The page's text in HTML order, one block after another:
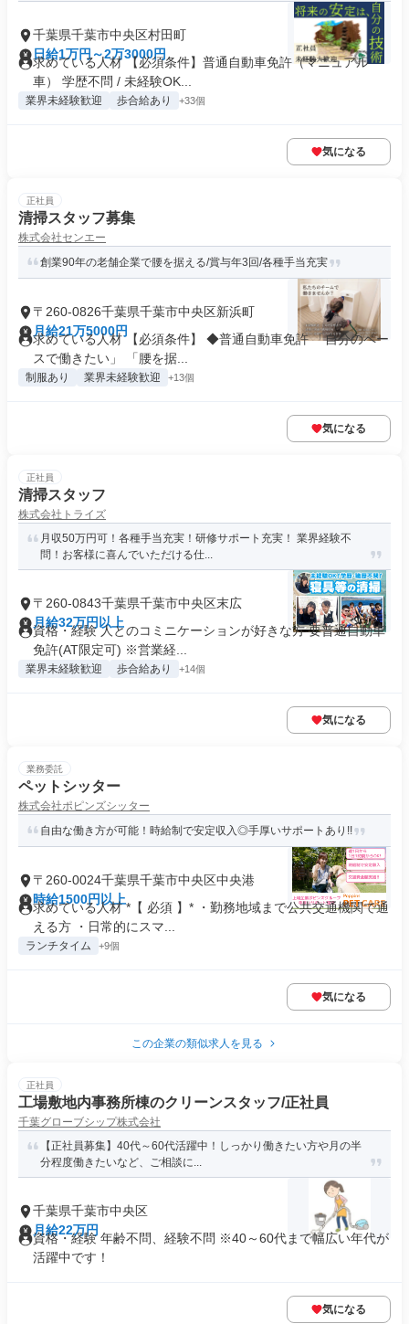
千葉県千葉市中央区村田町
日給1万円～2万3000円
求めている人材 【必須条件】普通自動車免許（マニュアル
車） 学歴不問 / 未経験OK...
業界未経験歓迎 歩合給あり +33個
気になる
正社員
清掃スタッフ募集
株式会社センエー
創業90年の老舗企業で腰を据える/賞与年3回/各種手当充実
〒260-0826千葉県千葉市中央区新浜町
月給21万5000円
求めている人材 【必須条件】 ◆普通自動車免許 「自分のペー
スで働きたい」 「腰を据...
制服あり 業界未経験歓迎 +13個
気になる
正社員
清掃スタッフ
株式会社トライズ
月収50万円可！各種手当充実！研修サポート充実！ 業界経験不
問！お客様に喜んでいただける仕...
〒260-0843千葉県千葉市中央区末広
月給32万円以上
資格・経験 人とのコミニケーションが好きな方 要普通自動車
免許(AT限定可) ※営業経...
業界未経験歓迎 歩合給あり +14個
気になる
業務委託
ペットシッター
株式会社ポピンズシッター
自由な働き方が可能！時給制で安定収入◎手厚いサポートあり!!
〒260-0024千葉県千葉市中央区中央港
時給1500円以上
求めている人材 *【 必須 】* ・勤務地域まで公共交通機関で通
える方 ・日常的にスマ...
ランチタイム +9個
気になる
この企業の類似求人を見る
正社員
工場敷地内事務所棟のクリーンスタッフ/正社員
千葉グローブシップ株式会社
【正社員募集】40代～60代活躍中！しっかり働きたい方や月の半
分程度働きたいなど、ご相談に...
千葉県千葉市中央区
月給22万円
資格・経験 年齢不問、経験不問 ※40～60代まで幅広い年代が
活躍中です！
気になる